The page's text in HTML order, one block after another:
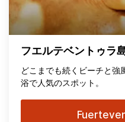
フエルテベントゥラ
どこまでも続くビーチと強
浴で人気のスポット。